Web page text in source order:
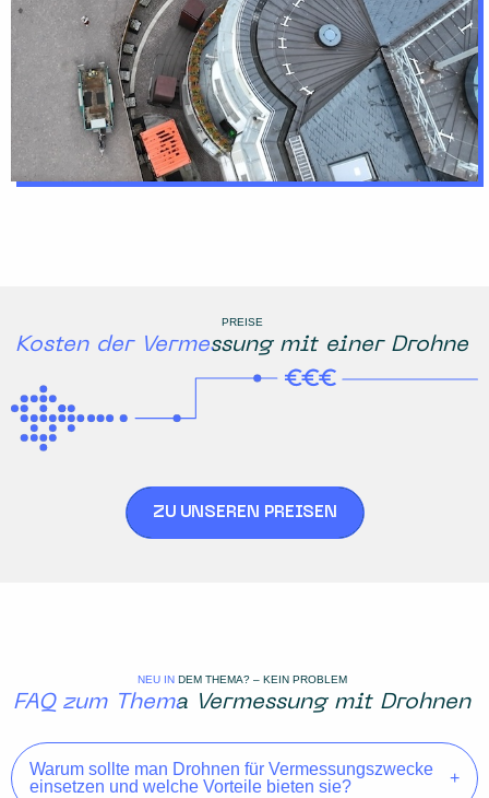
PREISE
Kosten der Vermessung mit einer Drohne
ZU UNSEREN PREISEN
NEU IN DEM THEMA? – KEIN PROBLEM
FAQ zum Thema Vermessung mit Drohnen
Warum sollte man Drohnen für Vermessungszwecke
einsetzen und welche Vorteile bieten sie?